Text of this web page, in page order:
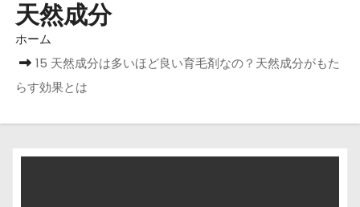
天然成分
ホーム
15 天然成分は多いほど良い育毛剤なの？天然成分がもた
らす効果とは